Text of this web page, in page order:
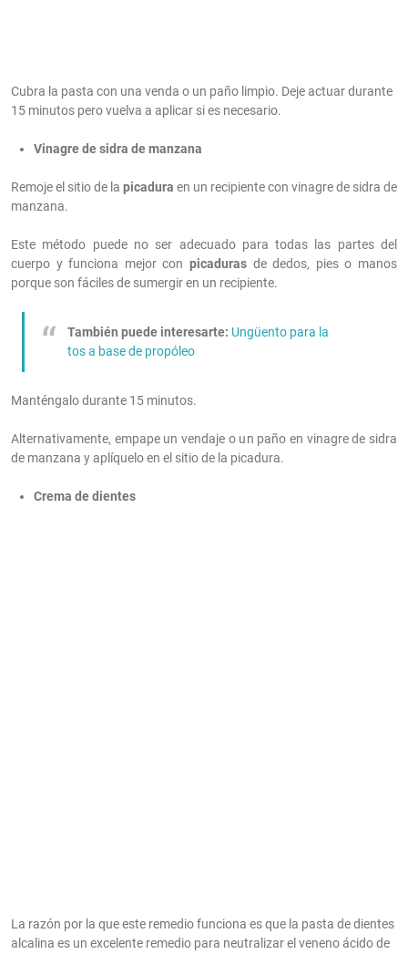
Cubra la pasta con una venda o un paño limpio. Deje actuar durante
15 minutos pero vuelva a aplicar si es necesario.
Vinagre de sidra de manzana
Remoje el sitio de la picadura en un recipiente con vinagre de sidra de
manzana.
Este método puede no ser adecuado para todas las partes del
cuerpo y funciona mejor con picaduras de dedos, pies o manos
porque son fáciles de sumergir en un recipiente.
También puede interesarte: Ungüento para la
tos a base de propóleo
Manténgalo durante 15 minutos.
Alternativamente, empape un vendaje o un paño en vinagre de sidra
de manzana y aplíquelo en el sitio de la picadura.
Crema de dientes
La razón por la que este remedio funciona es que la pasta de dientes
alcalina es un excelente remedio para neutralizar el veneno ácido de